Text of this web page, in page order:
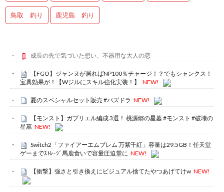
鳥取 釣り 鹿児島 釣り
成長の先で気づいた想い、不器用な大人の恋
【FGO】ジャンヌが居ればNP100％チャージ！？でもシャンクス！
宝具効果が！【Wジルにスキル強化実装！】
NEW!
夏のスペシャルセット販売 #パズドラ NEW!
【モンスト】ガブリエル編成 3選！ 桃源郷の星墓 #モンスト #破壊の
星墓 NEW!
Switch2「ファイアーエムブレム 万紫千紅」容量は29.5GB！任天堂
ゲーまでｽﾄﾚｰｼﾞ馬鹿食いで容量圧迫堂に NEW!
【衝撃】強さと引き換えにビジュアル捨てたやつあげてけw NEW!